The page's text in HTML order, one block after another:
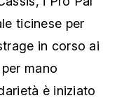
ticinese per
in corso ai
mano
è iniziato